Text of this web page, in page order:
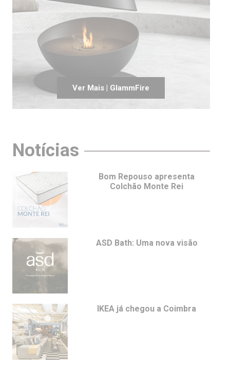
Ver Mais | GlammFire
Notícias
Bom Repouso apresenta
Colchão Monte Rei
ASD Bath: Uma nova visão
IKEA já chegou a Coimbra